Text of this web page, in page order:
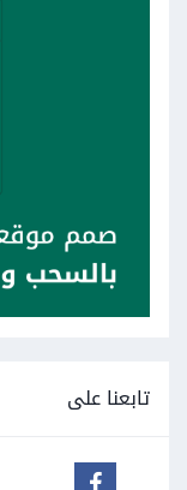
تابعنا على